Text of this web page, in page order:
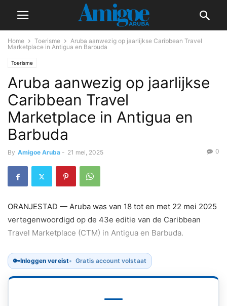
Home Toerisme
Aruba aanwezig op jaarlijkse Caribbean Travel
Marketplace in Antigua en Barbuda
Toerisme
Aruba aanwezig op jaarlijkse
Caribbean Travel
Marketplace in Antigua en
Barbuda
By Amigoe Aruba - 21 mei, 2025 0
ORANJESTAD — Aruba was van 18 tot en met 22 mei 2025
vertegenwoordigd op de 43e editie van de Caribbean
Travel Marketplace (CTM) in Antigua en Barbuda.
🔑Inloggen vereist Gratis account volstaat